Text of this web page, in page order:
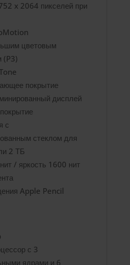
x 2064 пикселей при
цветовым
(P3)
покрытие
дисплей
с
стеклом для
2 ТБ
/ яркость 1600 нит
Apple Pencil
с 3
ядрами и 6